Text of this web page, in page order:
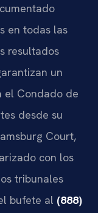
en todas las
resultados
un
el Condado de
desde su
Court,
con los
tribunales
bufete al (888)